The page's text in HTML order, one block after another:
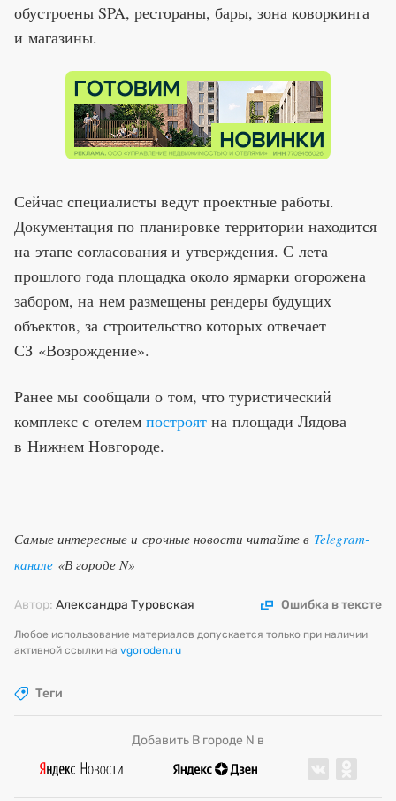
обустроены SPA, рестораны, бары, зона коворкинга
и магазины.
Сейчас специалисты ведут проектные работы.
Документация по планировке территории находится
на этапе согласования и утверждения. С лета
прошлого года площадка около ярмарки огорожена
забором, на нем размещены рендеры будущих
объектов, за строительство которых отвечает
СЗ «Возрождение».
Ранее мы сообщали о том, что туристический
комплекс с отелем построят на площади Лядова
в Нижнем Новгороде.
Самые интересные и срочные новости читайте в Telegram-
канале «В городе N»
Автор: Александра Туровская Ошибка в тексте
Любое использование материалов допускается только при наличии
активной ссылки на vgoroden.ru
Теги
Добавить В городе N в